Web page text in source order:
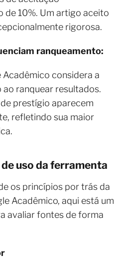
de 10%. Um artigo aceito
rigorosa.
ranqueamento:
considera a
ranquear resultados.
prestígio aparecem
refletindo sua maior
uso da ferramenta
os princípios por trás da
Acadêmico, aqui está um
avaliar fontes de forma